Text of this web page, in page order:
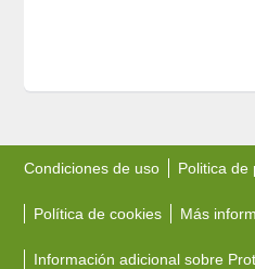
Condiciones de uso Politica de
Política de cookies Más
Información adicional sobre